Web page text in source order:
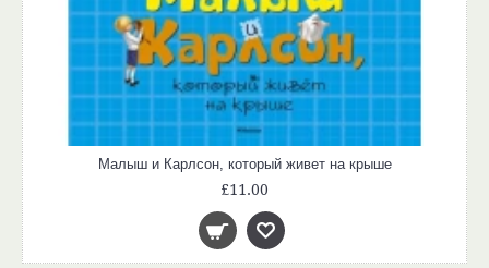
Малыш и Карлсон, который живет на крыше
£11.00